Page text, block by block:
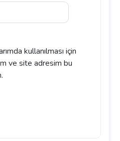
kullanılması için
ve site adresim bu